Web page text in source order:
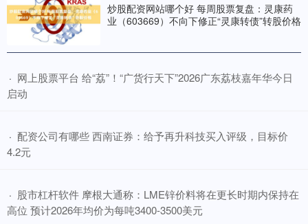
炒股配资网站哪个好 每周股票复盘：灵康药
业（603669）不向下修正“灵康转债”转股价格
· ​网上股票平台 给“荔”！“广货行天下”2026广东荔枝嘉年华今日
启动
· ​配资公司有哪些 西南证券：给予再升科技买入评级，目标价
4.2元
· ​股市杠杆软件 摩根大通称：LME锌价料将在更长时期内保持在
高位 预计2026年均价为每吨3400-3500美元